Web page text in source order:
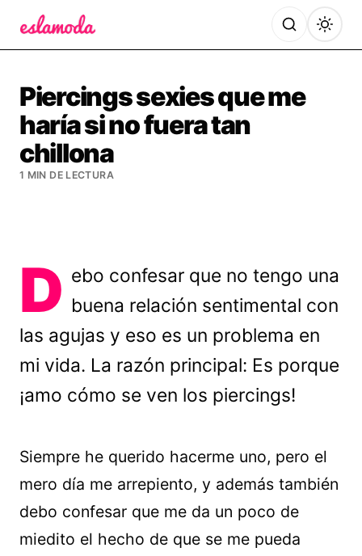
Piercings sexies que me
haría si no fuera tan
chillona
1 MIN DE LECTURA
D ebo confesar que no tengo una
buena relación sentimental con
las agujas y eso es un problema en
mi vida. La razón principal: Es porque
¡amo cómo se ven los piercings!
Siempre he querido hacerme uno, pero el
mero día me arrepiento, y además también
debo confesar que me da un poco de
miedito el hecho de que se me pueda